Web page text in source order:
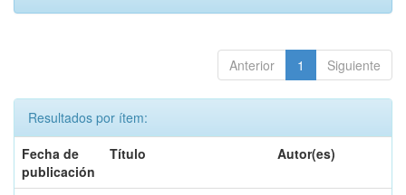
Anterior 1 Siguiente
Resultados por ítem:
Fecha de
publicación
Título Autor(es)